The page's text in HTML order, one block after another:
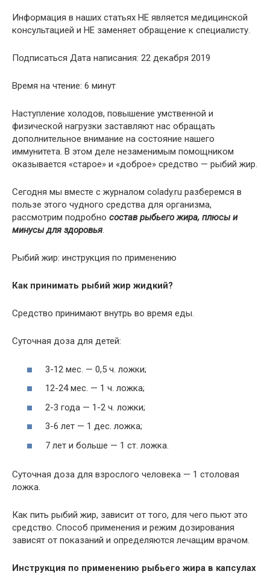
Информация в наших статьях НЕ является медицинской
консультацией и НЕ заменяет обращение к специалисту.
Подписаться Дата написания: 22 декабря 2019
Время на чтение: 6 минут
Наступление холодов, повышение умственной и
физической нагрузки заставляют нас обращать
дополнительное внимание на состояние нашего
иммунитета. В этом деле незаменимым помощником
оказывается «старое» и «доброе» средство — рыбий жир.
Сегодня мы вместе с журналом colady.ru разберемся в
пользе этого чудного средства для организма,
рассмотрим подробно состав рыбьего жира, плюсы и
минусы для здоровья.
Рыбий жир: инструкция по применению
Как принимать рыбий жир жидкий?
Средство принимают внутрь во время еды.
Суточная доза для детей:
3-12 мес. — 0,5 ч. ложки;
12-24 мес. — 1 ч. ложка;
2-3 года — 1-2 ч. ложки;
3-6 лет — 1 дес. ложка;
7 лет и больше — 1 ст. ложка.
Суточная доза для взрослого человека — 1 столовая
ложка.
Как пить рыбий жир, зависит от того, для чего пьют это
средство. Способ применения и режим дозирования
зависят от показаний и определяются лечащим врачом.
Инструкция по применению рыбьего жира в капсулах